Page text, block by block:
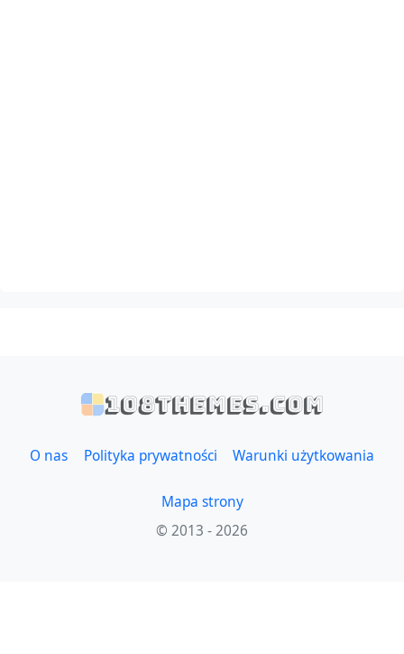
108themes.com
O nas Polityka prywatności Warunki użytkowania
Mapa strony
© 2013 - 2026